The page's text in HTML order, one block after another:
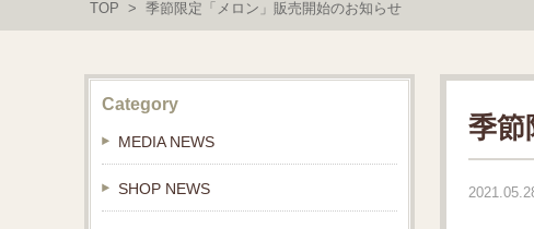
TOP > 季節限定「メロン」販売開始のお知らせ
季節
Category
MEDIA NEWS
SHOP NEWS